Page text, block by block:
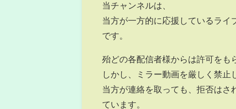
当チャンネルは、
当方が一方的に応援しているライ
です。
殆どの各配信者様からは許可をも
しかし、ミラー動画を厳しく禁止
当方が連絡を取っても、拒否はさ
ています。